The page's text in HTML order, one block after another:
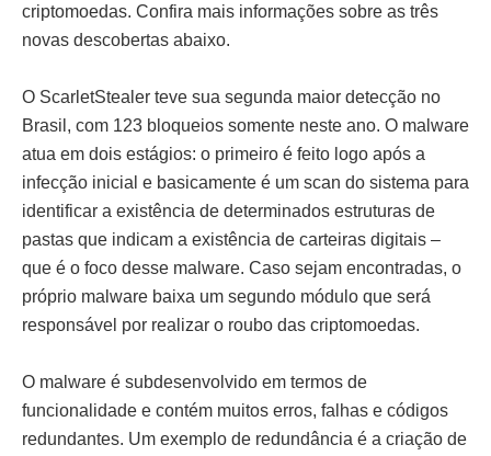
criptomoedas. Confira mais informações sobre as três
novas descobertas abaixo.
O ScarletStealer teve sua segunda maior detecção no
Brasil, com 123 bloqueios somente neste ano. O malware
atua em dois estágios: o primeiro é feito logo após a
infecção inicial e basicamente é um scan do sistema para
identificar a existência de determinados estruturas de
pastas que indicam a existência de carteiras digitais –
que é o foco desse malware. Caso sejam encontradas, o
próprio malware baixa um segundo módulo que será
responsável por realizar o roubo das criptomoedas.
O malware é subdesenvolvido em termos de
funcionalidade e contém muitos erros, falhas e códigos
redundantes. Um exemplo de redundância é a criação de